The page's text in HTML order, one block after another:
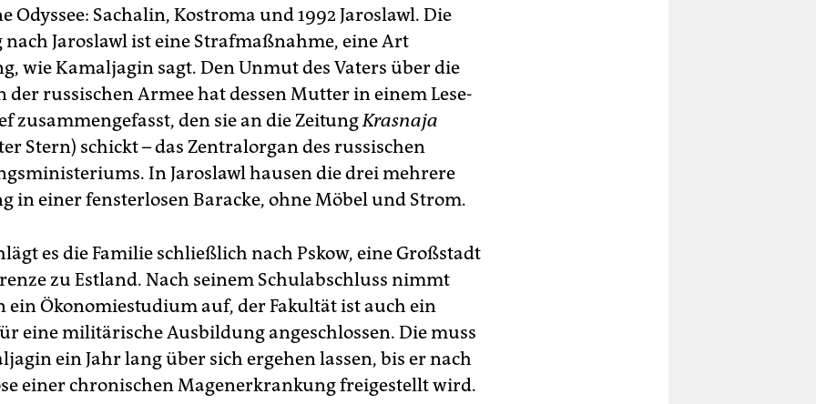
Odyssee: Sachalin, Kostroma und 1992 Jaroslawl. Die
nach Jaroslawl ist eine Strafmaßnahme, eine Art
wie Kamaljagin sagt. Den Unmut des Vaters über die
der russischen Armee hat dessen Mutter in einem Le­se­
zusammengefasst, den sie an die ZeitungKrasnaja
Stern) schickt – das Zentralorgan des russischen
In Jaroslawl hausen die drei mehrere
in einer fensterlosen Baracke, ohne Möbel und Strom.
es die Familie schließlich nach Pskow, eine Großstadt
zu Estland. Nach seinem Schulabschluss nimmt
ein Ökonomiestudium auf, der Fakultät ist auch ein
eine militärische Ausbildung angeschlossen. Die muss
ein Jahr lang über sich ergehen lassen, bis er nach
einer chronischen Magenerkrankung freigestellt wird.